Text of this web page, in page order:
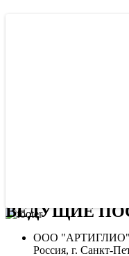
ВЕДУЩИЕ
ООО "АРТИГЛИО"
Россия, г. Санкт-